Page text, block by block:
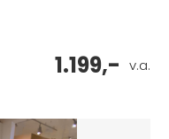
v.a.
1.199,-